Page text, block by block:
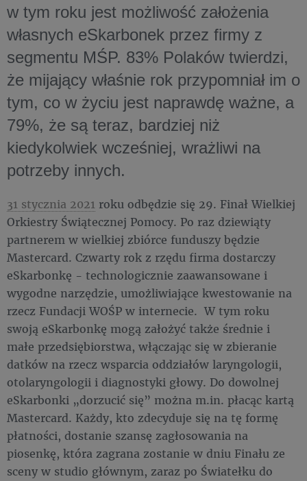
w tym roku jest możliwość założenia
własnych eSkarbonek przez firmy z
segmentu MŚP. 83% Polaków twierdzi,
że mijający właśnie rok przypomniał im o
tym, co w życiu jest naprawdę ważne, a
79%, że są teraz, bardziej niż
kiedykolwiek wcześniej, wrażliwi na
potrzeby innych.
31 stycznia 2021 roku odbędzie się 29. Finał Wielkiej
Orkiestry Świątecznej Pomocy. Po raz dziewiąty
partnerem w wielkiej zbiórce funduszy będzie
Mastercard. Czwarty rok z rzędu firma dostarczy
eSkarbonkę - technologicznie zaawansowane i
wygodne narzędzie, umożliwiające kwestowanie na
rzecz Fundacji WOŚP w internecie. W tym roku
swoją eSkarbonkę mogą założyć także średnie i
małe przedsiębiorstwa, włączając się w zbieranie
datków na rzecz wsparcia oddziałów laryngologii,
otolaryngologii i diagnostyki głowy. Do dowolnej
eSkarbonki „dorzucić się” można m.in. płacąc kartą
Mastercard. Każdy, kto zdecyduje się na tę formę
płatności, dostanie szansę zagłosowania na
piosenkę, która zagrana zostanie w dniu Finału ze
sceny w studio głównym, zaraz po Światełku do